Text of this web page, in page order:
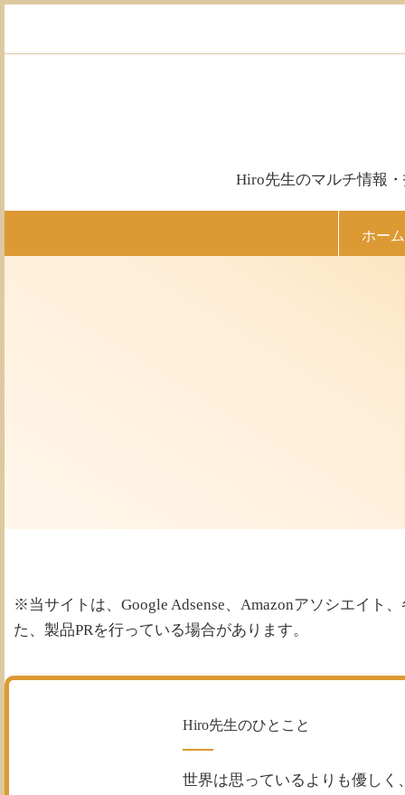
テ
Hiro先生のマルチ情報
ホーム
※当サイトは、Google Adsense、Amazonアソシエイト
た、製品PRを行っている場合があります。
Hiro先生のひとこと
世界は思っているよりも優しく